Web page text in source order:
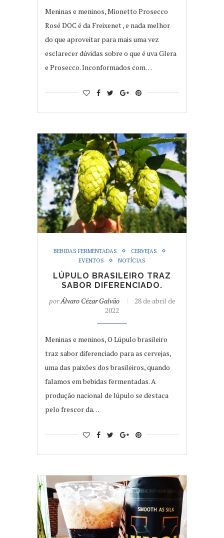
Meninas e meninos, Mionetto Prosecco
Rosé DOC é da Freixenet , e nada melhor
do que aproveitar para mais uma vez
esclarecer dúvidas sobre o que é uva Glera
e Prosecco. Inconformados com…
BEBIDAS FERMENTADAS
CERVEJAS
EVENTOS
NOTÍCIAS
LÚPULO BRASILEIRO TRAZ
SABOR DIFERENCIADO.
porÁlvaro Cézar Galvão
28 de abril de
2022
Meninas e meninos, O Lúpulo brasileiro
traz sabor diferenciado para as cervejas,
uma das paixões dos brasileiros, quando
falamos em bebidas fermentadas. A
produção nacional de lúpulo se destaca
pelo frescor da…